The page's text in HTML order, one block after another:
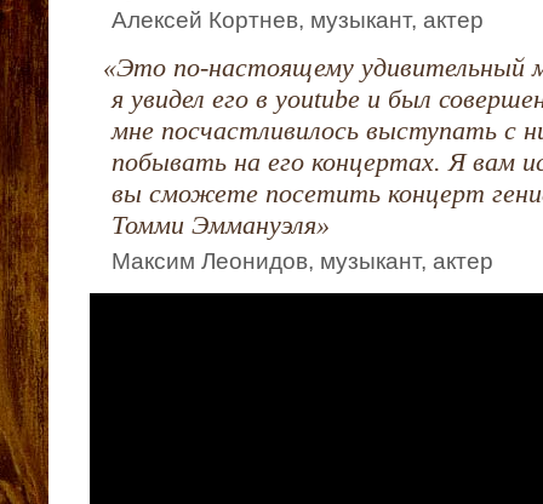
Алексей Кортнев, музыкант, актер
«Это по-настоящему удивительный
я увидел его в youtube и был
мне посчастливилось выступать с
побывать на его концертах. Я вам
вы сможете посетить концерт
Томми Эммануэля»
Максим Леонидов, музыкант, актер